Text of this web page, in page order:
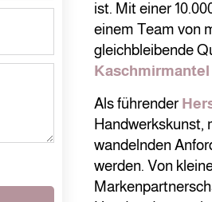
ist. Mit einer
einem Team von
gleichbleibende
Kaschmirmantel
Als führender
Handwerkskunst,
wandelnden
werden. Von